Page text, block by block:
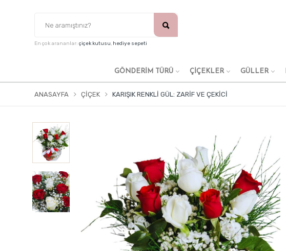
En çok arananlar: çiçek kutusu, hediye sepeti
GÖNDERİM TÜRÜ ÇİÇEKLER GÜLLER
ANASAYFA ÇIÇEK KARIŞIK RENKLI GÜL: ZARIF VE ÇEKICI